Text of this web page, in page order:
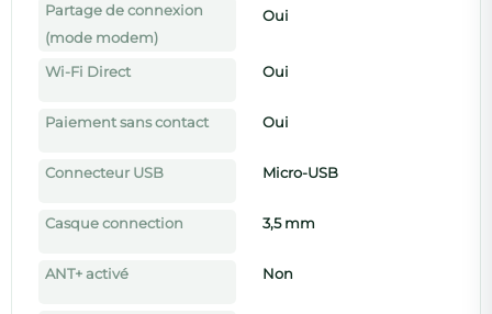
Partage de connexion
(mode modem)
Oui
Wi-Fi Direct Oui
Paiement sans contact Oui
Connecteur USB Micro-USB
Casque connection 3,5 mm
ANT+ activé Non